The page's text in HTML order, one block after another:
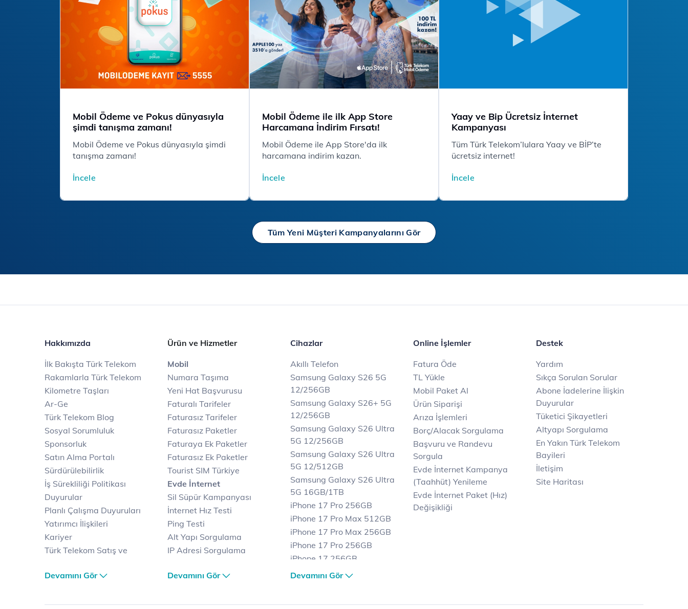
Mobil Ödeme ve Pokus dünyasıyla
şimdi tanışma zamanı!
Mobil Ödeme ve Pokus dünyasıyla şimdi
tanışma zamanı!
İncele
Mobil Ödeme ile ilk App Store
Harcamana İndirim Fırsatı!
Mobil Ödeme ile App Store'da ilk
harcamana indirim kazan.
İncele
Yaay ve Bip Ücretsiz İnternet
Kampanyası
Tüm Türk Telekom’lulara Yaay ve BİP’te
ücretsiz internet!
İncele
Tüm Yeni Müşteri Kampanyalarını Gör
Hakkımızda
İlk Bakışta Türk Telekom
Rakamlarla Türk Telekom
Kilometre Taşları
Ar-Ge
Türk Telekom Blog
Sosyal Sorumluluk
Sponsorluk
Satın Alma Portalı
Sürdürülebilirlik
İş Sürekliliği Politikası
Duyurular
Planlı Çalışma Duyuruları
Yatırımcı İlişkileri
Kariyer
Türk Telekom Satış ve
Türk Telekom Finansal
Türk Telekom Afet Tedbirleri
Devamını Gör
Ürün ve Hizmetler
Mobil
Numara Taşıma
Yeni Hat Başvurusu
Faturalı Tarifeler
Faturasız Tarifeler
Faturasız Paketler
Faturaya Ek Paketler
Faturasız Ek Paketler
Tourist SIM Türkiye
Evde İnternet
Sil Süpür Kampanyası
İnternet Hız Testi
Ping Testi
Alt Yapı Sorgulama
IP Adresi Sorgulama
Avantajlı İnternet
Fiber İnternet
Devamını Gör
Cihazlar
Akıllı Telefon
Samsung Galaxy S26 5G
12/256GB
Samsung Galaxy S26+ 5G
12/256GB
Samsung Galaxy S26 Ultra
5G 12/256GB
Samsung Galaxy S26 Ultra
5G 12/512GB
Samsung Galaxy S26 Ultra
5G 16GB/1TB
iPhone 17 Pro 256GB
iPhone 17 Pro Max 512GB
iPhone 17 Pro Max 256GB
iPhone 17 Pro 256GB
iPhone 17 256GB
iPhone 17 Air 256GB
Devamını Gör
Online İşlemler
Fatura Öde
TL Yükle
Mobil Paket Al
Ürün Siparişi
Arıza İşlemleri
Borç/Alacak Sorgulama
Başvuru ve Randevu
Sorgula
Evde İnternet Kampanya
(Taahhüt) Yenileme
Evde İnternet Paket (Hız)
Değişikliği
Destek
Yardım
Sıkça Sorulan Sorular
Abone İadelerine İlişkin
Duyurular
Tüketici Şikayetleri
Altyapı Sorgulama
En Yakın Türk Telekom
Bayileri
İletişim
Site Haritası